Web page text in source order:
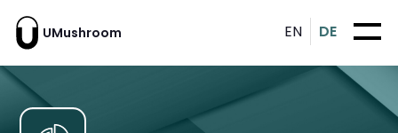
UMushroom EN DE